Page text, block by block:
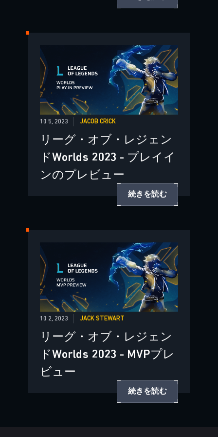
10 5, 2023 JACOB CRICK
リーグ・オブ・レジェン
ドWorlds 2023 - プレイイ
ンのプレビュー
続きを読む
10 2, 2023 JACK STEWART
リーグ・オブ・レジェン
ドWorlds 2023 - MVPプレ
ビュー
続きを読む